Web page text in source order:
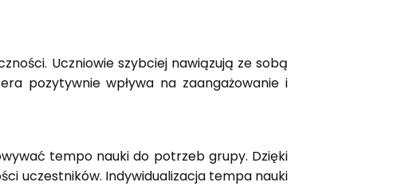
Uczniowie szybciej nawiązują ze sobą
pozytywnie wpływa na zaangażowanie i
tempo nauki do potrzeb grupy. Dzięki
uczestników. Indywidualizacja tempa nauki